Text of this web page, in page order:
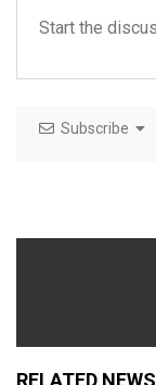
Subscribe